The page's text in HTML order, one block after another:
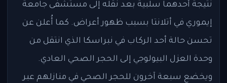
نتيجة أحدهما سلبية بعد نقله إلى مستشفى جامعة
إيموري في أتلانتا بسبب ظهور أعراض. كما أُعلن عن
تحسن حالة أحد الركاب في نبراسكا الذي انتقل من
وحدة العزل البيولوجي إلى الحجر الصحي العادي.
ويخضع سبعة آخرون للحجر الصحي في منازلهم عبر